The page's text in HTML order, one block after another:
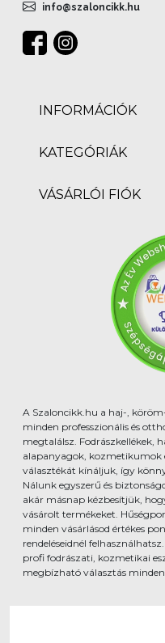
info@szaloncikk.hu
INFORMÁCIÓK
KATEGÓRIÁK
VÁSÁRLÓI FIÓK
A Szaloncikk.hu a haj-,
minden professzionális és
megtalálsz. Fodrászkellékek,
alapanyagok, kozmetikumok
választékát kínáljuk, így
Nálunk egyszerű és
akár másnap kézbesítjük,
vásárolt termékeket.
minden vásárlásod értékes
rendeléseidnél
profi fodrászati, kozmetikai
megbízható választás minden